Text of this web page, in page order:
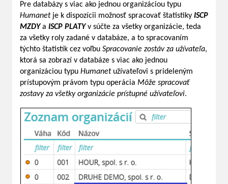
Pre databázy s viac ako jednou organizáciou typu
Humanet je k dispozícii možnosť spracovať štatistiky ISCP
MZDYa ISCP PLATYv súčte za všetky organizácie, teda
za všetky roly zadané v databáze, a to spracovaním
týchto štatistík cez voľbu Spracovanie zostáv za užívateľa,
ktorá sa zobrazí v databáze s viac ako jednou
organizáciou typu Humanet užívateľovi s prideleným
prístupovým právom typu operácia Môže spracovať
zostavy za všetky organizácie prístupné užívateľovi.